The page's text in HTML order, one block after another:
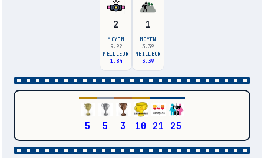
2
MOYEN
9.92
MEILLEUR
1.84
1
MOYEN
3.39
MEILLEUR
3.39
5 5 3 10 21 25